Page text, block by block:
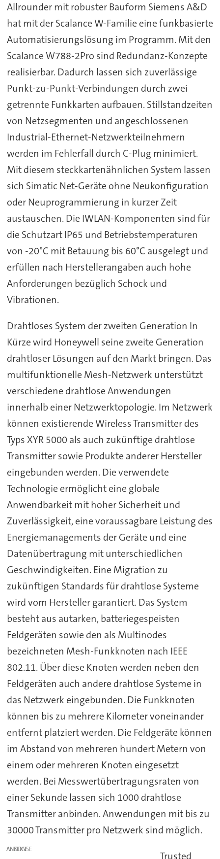
Allrounder mit robuster Bauform Siemens A&D
hat mit der Scalance W-Familie eine funkbasierte
Automatisierungslösung im Programm. Mit den
Scalance W788-2Pro sind Redundanz-Konzepte
realisierbar. Dadurch lassen sich zuverlässige
Punkt-zu-Punkt-Verbindungen durch zwei
getrennte Funkkarten aufbauen. Stillstandzeiten
von Netzsegmenten und angeschlossenen
Industrial-Ethernet-Netzwerkteilnehmern
werden im Fehlerfall durch C-Plug minimiert.
Mit diesem steckkartenähnlichen System lassen
sich Simatic Net-Geräte ohne Neukonfiguration
oder Neuprogrammierung in kurzer Zeit
austauschen. Die IWLAN-Komponenten sind für
die Schutzart IP65 und Betriebstemperaturen
von -20°C mit Betauung bis 60°C ausgelegt und
erfüllen nach Herstellerangaben auch hohe
Anforderungen bezüglich Schock und
Vibrationen.
Drahtloses System der zweiten Generation In
Kürze wird Honeywell seine zweite Generation
drahtloser Lösungen auf den Markt bringen. Das
multifunktionelle Mesh-Netzwerk unterstützt
verschiedene drahtlose Anwendungen
innerhalb einer Netzwerktopologie. Im Netzwerk
können existierende Wireless Transmitter des
Typs XYR 5000 als auch zukünftige drahtlose
Transmitter sowie Produkte anderer Hersteller
eingebunden werden. Die verwendete
Technologie ermöglicht eine globale
Anwendbarkeit mit hoher Sicherheit und
Zuverlässigkeit, eine voraussagbare Leistung des
Energiemanagements der Geräte und eine
Datenübertragung mit unterschiedlichen
Geschwindigkeiten. Eine Migration zu
zukünftigen Standards für drahtlose Systeme
wird vom Hersteller garantiert. Das System
besteht aus autarken, batteriegespeisten
Feldgeräten sowie den als Multinodes
bezeichneten Mesh-Funkknoten nach IEEE
802.11. Über diese Knoten werden neben den
Feldgeräten auch andere drahtlose Systeme in
das Netzwerk eingebunden. Die Funkknoten
können bis zu mehrere Kilometer voneinander
entfernt platziert werden. Die Feldgeräte können
im Abstand von mehreren hundert Metern von
einem oder mehreren Knoten eingesetzt
werden. Bei Messwertübertragungsraten von
einer Sekunde lassen sich 1000 drahtlose
Transmitter anbinden. Anwendungen mit bis zu
30000 Transmitter pro Netzwerk sind möglich.
ANZEIGE
Trusted